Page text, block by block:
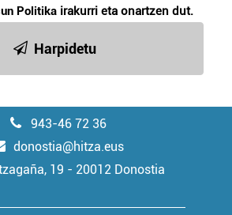
Politika irakurri eta onartzen dut.
Harpidetu
943-46 72 36
donostia@hitza.eus
19 - 20012 Donostia